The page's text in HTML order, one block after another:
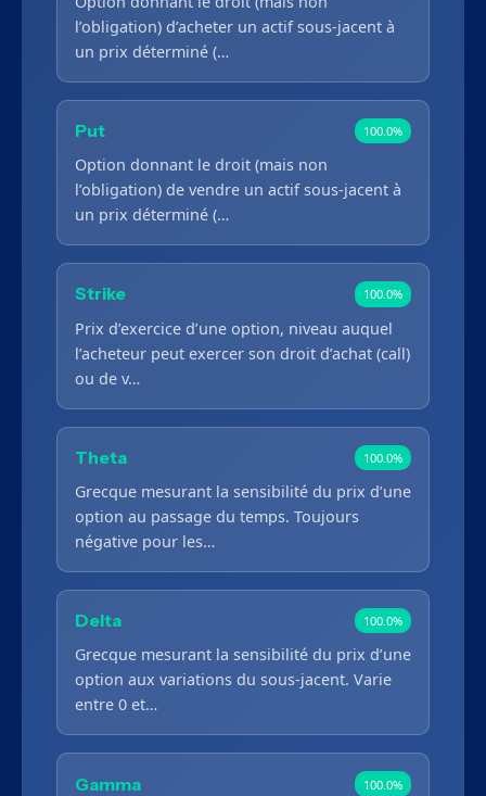
l’obligation) d’acheter un actif sous-jacent à
un prix déterminé (…
Put 100.0%
Option donnant le droit (mais non
l’obligation) de vendre un actif sous-jacent à
un prix déterminé (…
Strike 100.0%
Prix d’exercice d’une option, niveau auquel
l’acheteur peut exercer son droit d’achat (call)
ou de v…
Theta 100.0%
Grecque mesurant la sensibilité du prix d’une
option au passage du temps. Toujours
négative pour les…
Delta 100.0%
Grecque mesurant la sensibilité du prix d’une
option aux variations du sous-jacent. Varie
entre 0 et…
Gamma 100.0%